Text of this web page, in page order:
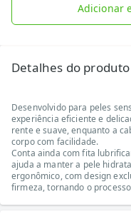
Adicionar
Detalhes do produto
Desenvolvido para peles
experiência eficiente e
rente e suave, enquanto a
corpo com facilidade.
Conta ainda com fita
ajuda a manter a pele
ergonômico, com design
firmeza, tornando o